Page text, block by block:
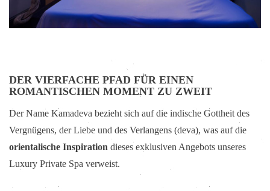
DER VIERFACHE PFAD FÜR EINEN
ROMANTISCHEN MOMENT ZU ZWEIT
Der Name Kamadeva bezieht sich auf die indische Gottheit des
Vergnügens, der Liebe und des Verlangens (deva), was auf die
orientalische Inspiration dieses exklusiven Angebots unseres
Luxury Private Spa verweist.